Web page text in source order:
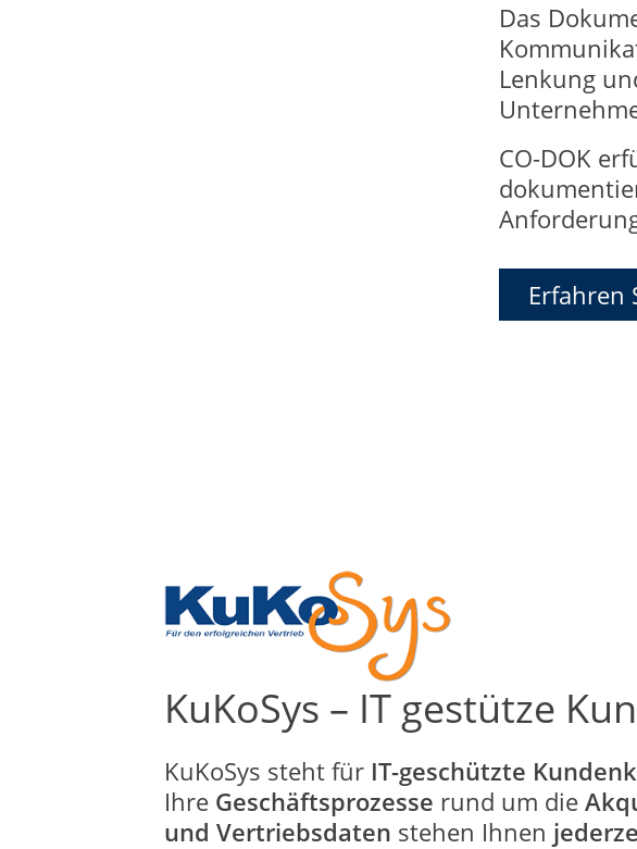
Das
Lenkung
CO-DOK
Erfahren
KuKoSys – IT gestütze
KuKoSys steht für IT-geschützte
Ihre Geschäftsprozesse rund um die
und Vertriebsdaten stehen Ihnen